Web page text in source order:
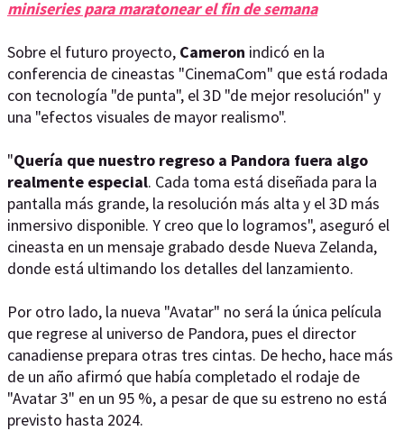
miniseries para maratonear el fin de semana
Sobre el futuro proyecto, Cameron indicó en la
conferencia de cineastas "CinemaCom" que está rodada
con tecnología "de punta", el 3D "de mejor resolución" y
una "efectos visuales de mayor realismo".
"Quería que nuestro regreso a Pandora fuera algo
realmente especial. Cada toma está diseñada para la
pantalla más grande, la resolución más alta y el 3D más
inmersivo disponible. Y creo que lo logramos", aseguró el
cineasta en un mensaje grabado desde Nueva Zelanda,
donde está ultimando los detalles del lanzamiento.
Por otro lado, la nueva "Avatar" no será la única película
que regrese al universo de Pandora, pues el director
canadiense prepara otras tres cintas. De hecho, hace más
de un año afirmó que había completado el rodaje de
"Avatar 3" en un 95 %, a pesar de que su estreno no está
previsto hasta 2024.